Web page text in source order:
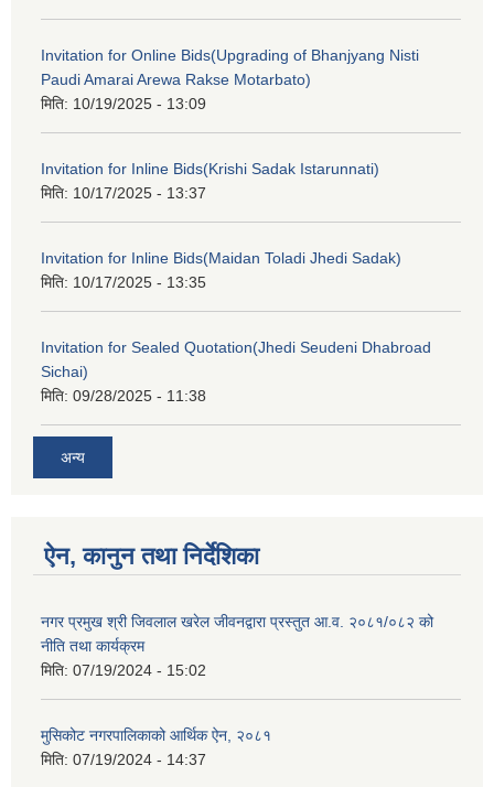
Invitation for Online Bids(Upgrading of Bhanjyang Nisti
Paudi Amarai Arewa Rakse Motarbato)
मिति: 10/19/2025 - 13:09
Invitation for Inline Bids(Krishi Sadak Istarunnati)
मिति: 10/17/2025 - 13:37
Invitation for Inline Bids(Maidan Toladi Jhedi Sadak)
मिति: 10/17/2025 - 13:35
Invitation for Sealed Quotation(Jhedi Seudeni Dhabroad
Sichai)
मिति: 09/28/2025 - 11:38
अन्य
ऐन, कानुन तथा निर्देशिका
नगर प्रमुख श्री जिवलाल खरेल जीवनद्वारा प्रस्तुत आ.व. २०८१/०८२ को
नीति तथा कार्यक्रम
मिति: 07/19/2024 - 15:02
मुसिकोट नगरपालिकाको आर्थिक ऐन, २०८१
मिति: 07/19/2024 - 14:37